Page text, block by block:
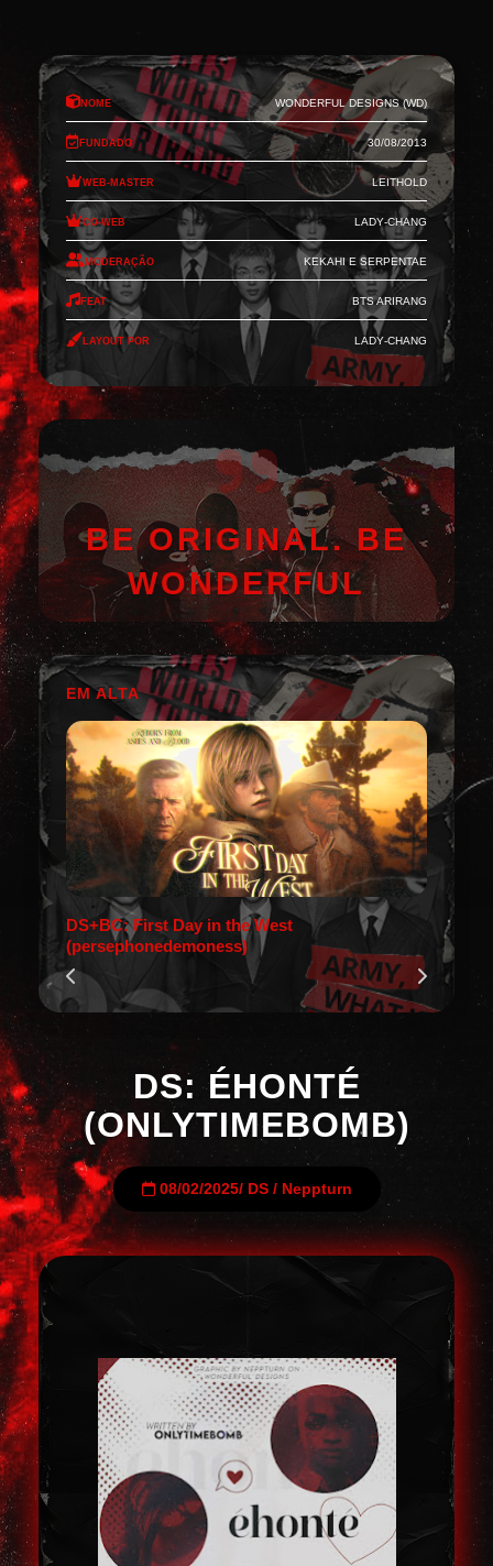
Nome Wonderful Designs (WD)
Fundado 30/08/2013
Web-Master Leithold
Co-Web Lady-Chang
Moderação Kekahi e Serpentae
Feat BTS Arirang
Layout por Lady-Chang
BE ORIGINAL. BE
WONDERFUL
EM ALTA
DS+BC: First Day in the West
(persephonedemoness)
DS: ÉHONTÉ
(ONLYTIMEBOMB)
08/02/2025/ DS/ Neppturn